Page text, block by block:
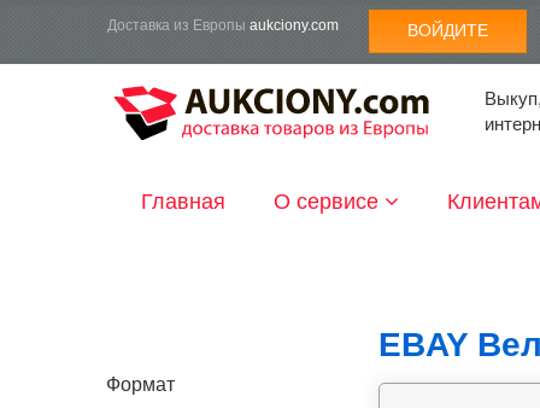
Доставка из Европы aukciony.com ВОЙДИТЕ
Главная О сервисе
Формат
EBAY